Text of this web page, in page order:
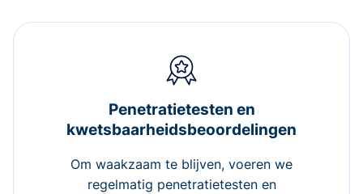
Penetratietesten en
kwetsbaarheidsbeoordelingen
Om waakzaam te blijven, voeren we
regelmatig penetratietesten en